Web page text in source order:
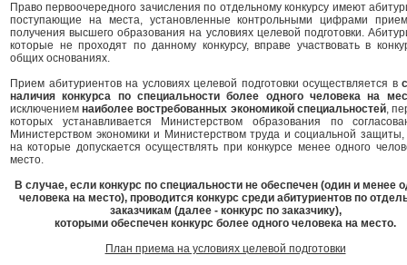
Право первоочередного зачисления по отдельному конкурсу имеют
поступающие на места, установленные контрольными цифрами
получения высшего образования на условиях целевой подготовки.
которые не проходят по данному конкурсу, вправе участвовать в
общих основаниях.
Прием абитуриентов на условиях целевой подготовки осуществляется в
наличия конкурса по специальности более одного человека на
исключениемнаиболее востребованных экономикой специальностей,
которых устанавливается Министерством образования по
Министерством экономики и Министерством труда и социальной
на которые допускается осуществлять при конкурсе менее одного
место.
В случае, если конкурс по специальности не обеспечен (один и менее
человека на место), проводится конкурс среди абитуриентов по
заказчикам (далее - конкурс по заказчику),
которыми обеспечен конкурс более одного человека на место.
План приема на условиях целевой подготовки